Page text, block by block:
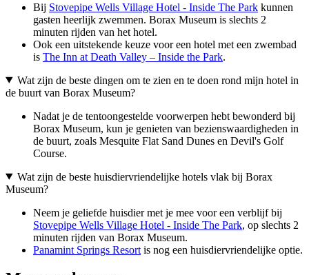
Bij Stovepipe Wells Village Hotel - Inside The Park kunnen
gasten heerlijk zwemmen. Borax Museum is slechts 2
minuten rijden van het hotel.
Ook een uitstekende keuze voor een hotel met een zwembad
is The Inn at Death Valley – Inside the Park.
Wat zijn de beste dingen om te zien en te doen rond mijn hotel in
de buurt van Borax Museum?
Nadat je de tentoongestelde voorwerpen hebt bewonderd bij
Borax Museum, kun je genieten van bezienswaardigheden in
de buurt, zoals Mesquite Flat Sand Dunes en Devil's Golf
Course.
Wat zijn de beste huisdiervriendelijke hotels vlak bij Borax
Museum?
Neem je geliefde huisdier met je mee voor een verblijf bij
Stovepipe Wells Village Hotel - Inside The Park, op slechts 2
minuten rijden van Borax Museum.
Panamint Springs Resort is nog een huisdiervriendelijke optie.